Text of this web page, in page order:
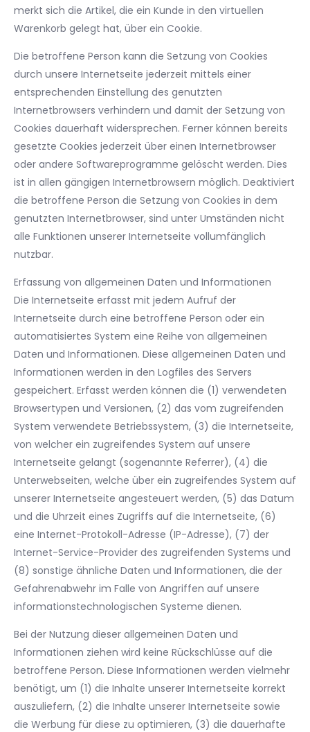
merkt sich die Artikel, die ein Kunde in den virtuellen
Warenkorb gelegt hat, über ein Cookie.
Die betroffene Person kann die Setzung von Cookies
durch unsere Internetseite jederzeit mittels einer
entsprechenden Einstellung des genutzten
Internetbrowsers verhindern und damit der Setzung von
Cookies dauerhaft widersprechen. Ferner können bereits
gesetzte Cookies jederzeit über einen Internetbrowser
oder andere Softwareprogramme gelöscht werden. Dies
ist in allen gängigen Internetbrowsern möglich. Deaktiviert
die betroffene Person die Setzung von Cookies in dem
genutzten Internetbrowser, sind unter Umständen nicht
alle Funktionen unserer Internetseite vollumfänglich
nutzbar.
Erfassung von allgemeinen Daten und Informationen
Die Internetseite erfasst mit jedem Aufruf der
Internetseite durch eine betroffene Person oder ein
automatisiertes System eine Reihe von allgemeinen
Daten und Informationen. Diese allgemeinen Daten und
Informationen werden in den Logfiles des Servers
gespeichert. Erfasst werden können die (1) verwendeten
Browsertypen und Versionen, (2) das vom zugreifenden
System verwendete Betriebssystem, (3) die Internetseite,
von welcher ein zugreifendes System auf unsere
Internetseite gelangt (sogenannte Referrer), (4) die
Unterwebseiten, welche über ein zugreifendes System auf
unserer Internetseite angesteuert werden, (5) das Datum
und die Uhrzeit eines Zugriffs auf die Internetseite, (6)
eine Internet-Protokoll-Adresse (IP-Adresse), (7) der
Internet-Service-Provider des zugreifenden Systems und
(8) sonstige ähnliche Daten und Informationen, die der
Gefahrenabwehr im Falle von Angriffen auf unsere
informationstechnologischen Systeme dienen.
Bei der Nutzung dieser allgemeinen Daten und
Informationen ziehen wird keine Rückschlüsse auf die
betroffene Person. Diese Informationen werden vielmehr
benötigt, um (1) die Inhalte unserer Internetseite korrekt
auszuliefern, (2) die Inhalte unserer Internetseite sowie
die Werbung für diese zu optimieren, (3) die dauerhafte